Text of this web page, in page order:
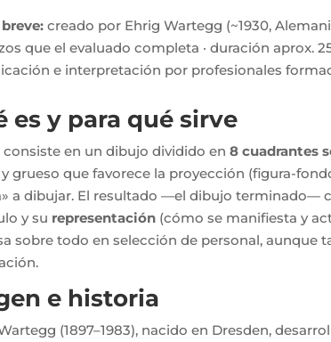
breve: creado por Ehrig Wartegg (~1930,
que el evaluado completa · duración aprox.
e interpretación por profesionales
es y para qué sirve
consiste en un dibujo dividido en8 cuadrantes
grueso que favorece la proyección (figura-
a dibujar. El resultado —el dibujo terminado—
y su representación (cómo se manifiesta y
sobre todo en selección de personal, aunque
e historia
(1897–1983), nacido en Dresden,